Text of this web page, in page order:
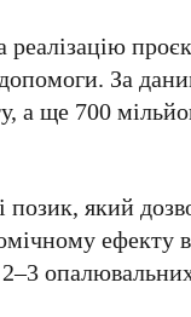
За
а ще 700
який
ефекту
2–3